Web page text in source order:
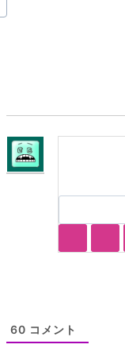
60 コメント